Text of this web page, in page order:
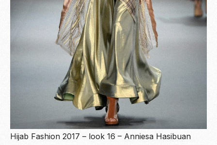
Hijab Fashion 2017 – look 16 – Anniesa Hasibuan